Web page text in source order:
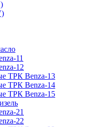
11
12
ТРК Benza-13
ТРК Benza-14
ТРК Benza-15
21
22